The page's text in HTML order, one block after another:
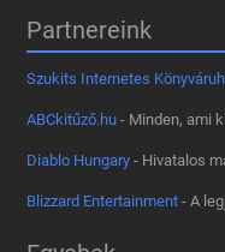
Partnereink
Szukits Internetes
ABCkitűző.hu - Minden, ami
Diablo Hungary - Hivatalos
Blizzard Entertainment - A